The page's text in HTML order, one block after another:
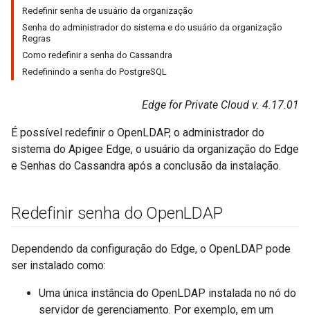
Redefinir senha de usuário da organização
Senha do administrador do sistema e do usuário da organização
Regras
Como redefinir a senha do Cassandra
Redefinindo a senha do PostgreSQL
Edge for Private Cloud v. 4.17.01
É possível redefinir o OpenLDAP, o administrador do
sistema do Apigee Edge, o usuário da organização do Edge
e Senhas do Cassandra após a conclusão da instalação.
Redefinir senha do OpenLDAP
Dependendo da configuração do Edge, o OpenLDAP pode
ser instalado como:
Uma única instância do OpenLDAP instalada no nó do
servidor de gerenciamento. Por exemplo, em um